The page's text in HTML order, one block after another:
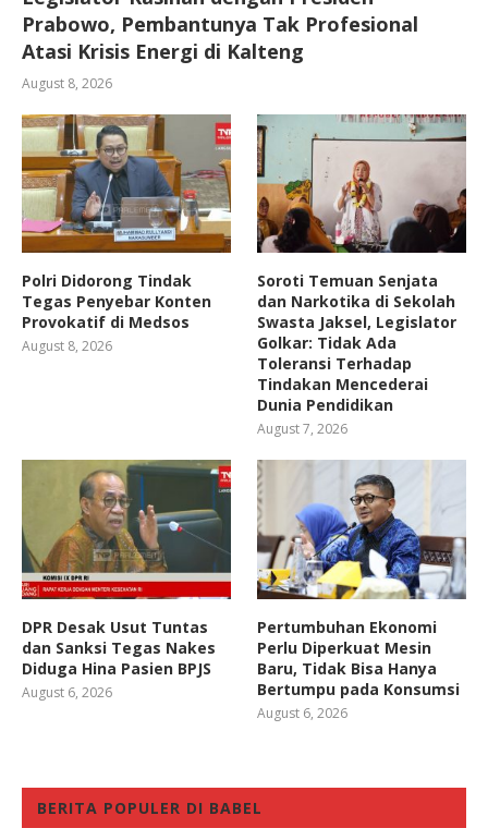
Prabowo, Pembantunya Tak Profesional
Atasi Krisis Energi di Kalteng
August 8, 2026
Polri Didorong Tindak
Tegas Penyebar Konten
Provokatif di Medsos
August 8, 2026
Soroti Temuan Senjata
dan Narkotika di Sekolah
Swasta Jaksel, Legislator
Golkar: Tidak Ada
Toleransi Terhadap
Tindakan Mencederai
Dunia Pendidikan
August 7, 2026
DPR Desak Usut Tuntas
dan Sanksi Tegas Nakes
Diduga Hina Pasien BPJS
August 6, 2026
Pertumbuhan Ekonomi
Perlu Diperkuat Mesin
Baru, Tidak Bisa Hanya
Bertumpu pada Konsumsi
August 6, 2026
BERITA POPULER DI BABEL